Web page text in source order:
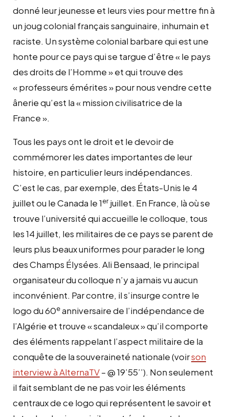
donné leur jeunesse et leurs vies pour mettre fin à
un joug colonial français sanguinaire, inhumain et
raciste. Un système colonial barbare qui est une
honte pour ce pays qui se targue d’être « le pays
des droits de l’Homme » et qui trouve des
« professeurs émérites » pour nous vendre cette
ânerie qu’est la « mission civilisatrice de la
France ».
Tous les pays ont le droit et le devoir de
commémorer les dates importantes de leur
histoire, en particulier leurs indépendances.
C’est le cas, par exemple, des États-Unis le 4
juillet ou le Canada le 1erjuillet. En France, là où se
trouve l’université qui accueille le colloque, tous
les 14 juillet, les militaires de ce pays se parent de
leurs plus beaux uniformes pour parader le long
des Champs Élysées. Ali Bensaad, le principal
organisateur du colloque n’y a jamais vu aucun
inconvénient. Par contre, il s’insurge contre le
logo du 60eanniversaire de l’indépendance de
l’Algérie et trouve « scandaleux » qu’il comporte
des éléments rappelant l’aspect militaire de la
conquête de la souveraineté nationale (voirson
interview à AlternaTV– @ 19’55’’). Non seulement
il fait semblant de ne pas voir les éléments
centraux de ce logo qui représentent le savoir et